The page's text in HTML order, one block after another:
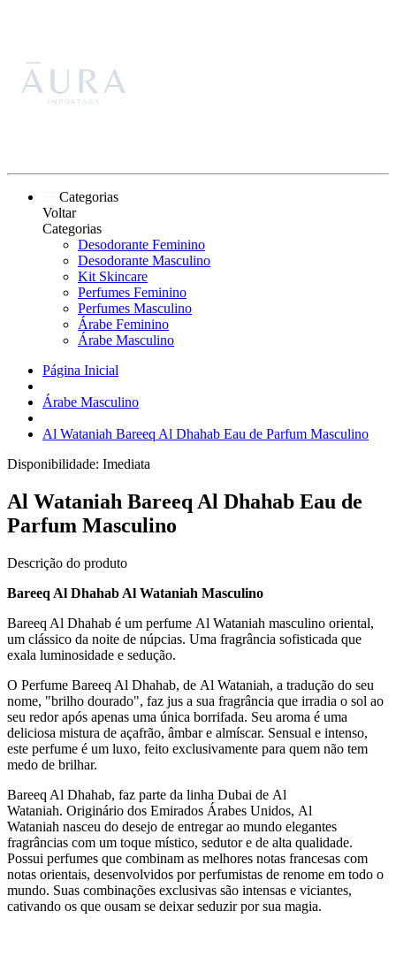
Categorias
Voltar
Categorias
Desodorante Feminino
Desodorante Masculino
Kit Skincare
Perfumes Feminino
Perfumes Masculino
Árabe Feminino
Árabe Masculino
Página Inicial
Árabe Masculino
Al Wataniah Bareeq Al Dhahab Eau de Parfum Masculino
Disponibilidade: Imediata
Al Wataniah Bareeq Al Dhahab Eau de
Parfum Masculino
Descrição do produto
Bareeq Al Dhahab Al Wataniah Masculino
Bareeq Al Dhahab é um perfume Al Wataniah masculino oriental,
um clássico da noite de núpcias. Uma fragrância sofisticada que
exala luminosidade e sedução.
O Perfume Bareeq Al Dhahab, de Al Wataniah, a tradução do seu
nome, "brilho dourado", faz jus a sua fragrância que irradia o sol ao
seu redor após apenas uma única borrifada. Seu aroma é uma
deliciosa mistura de açafrão, âmbar e almíscar. Sensual e intenso,
este perfume é um luxo, feito exclusivamente para quem não tem
medo de brilhar.
Bareeq Al Dhahab, faz parte da linha Dubai de Al
Wataniah. Originário dos Emirados Árabes Unidos, Al
Wataniah nasceu do desejo de entregar ao mundo elegantes
fragrâncias com um toque místico, sedutor e de alta qualidade.
Possui perfumes que combinam as melhores notas francesas com
notas orientais, desenvolvidos por perfumistas de renome em todo o
mundo. Suas combinações exclusivas são intensas e viciantes,
cativando os que ousam se deixar seduzir por sua magia.